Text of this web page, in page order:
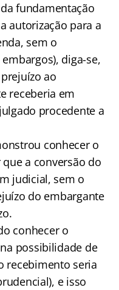
fundamentação
autorização para a
sem o
diga-se,
ao
receberia em
procedente a
conhecer o
que a conversão do
judicial, sem o
do embargante
conhecer o
possibilidade de
recebimento seria
e isso